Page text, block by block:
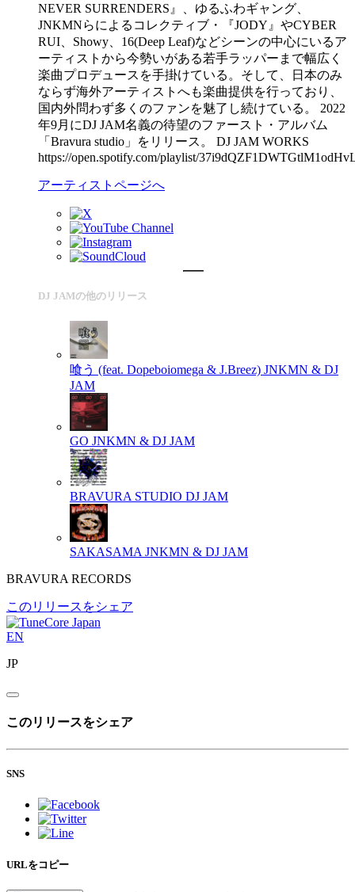
NEVER SURRENDERS』、ゆるふわギャング、
JNKMNらによるコレクティブ・『JODY』やCYBER
RUI、Showy、16(Deep Leaf)などシーンの中心にいるア
ーティストから今勢いがある若手ラッパーまで幅広く
楽曲プロデュースを手掛けている。そして、日本のみ
ならず海外アーティストへも楽曲提供を行っており、
国内外問わず多くのファンを魅了し続けている。 2022
年9月にDJ JAM名義の待望のファースト・アルバム
「Bravura studio」をリリース。 DJ JAM WORKS
https://open.spotify.com/playlist/
アーティストページへ
DJ JAMの他のリリース
喰う (feat. Dopeboiomega & J.Breez) JNKMN & DJ
JAM
GO JNKMN & DJ JAM
BRAVURA STUDIO DJ JAM
SAKASAMA JNKMN & DJ JAM
BRAVURA RECORDS
このリリースをシェア
EN
JP
このリリースをシェア
SNS
URLをコピー